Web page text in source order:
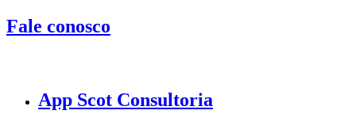
Fale conosco
App Scot Consultoria